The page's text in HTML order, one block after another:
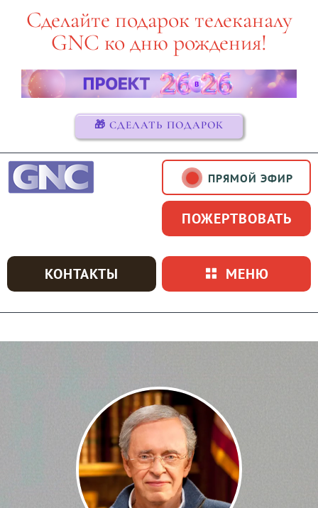
Сделайте подарок телеканалу
GNC ко дню рождения!
🎁 СДЕЛАТЬ ПОДАРОК
ПРЯМОЙ ЭФИР
ПОЖЕРТВОВАТЬ
КОНТАКТЫ МЕНЮ